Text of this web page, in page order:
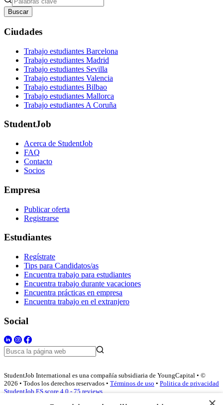
Buscar
Ciudades
Trabajo estudiantes Barcelona
Trabajo estudiantes Madrid
Trabajo estudiantes Sevilla
Trabajo estudiantes Valencia
Trabajo estudiantes Bilbao
Trabajo estudiantes Mallorca
Trabajo estudiantes A Coruña
StudentJob
Acerca de StudentJob
FAQ
Contacto
Socios
Empresa
Publicar oferta
Registrarse
Estudiantes
Regístrate
Tips para Candidatos/as
Encuentra trabajo para estudiantes
Encuentra trabajo durante vacaciones
Encuentra prácticas en empresa
Encuentra trabajo en el extranjero
Social
StudentJob International es una compañía subsidiaria de YoungCapital • ©
2026 • Todos los derechos reservados • Términos de uso • Politica de privacidad
StudentJob ES score 4.0 - 75 reviews